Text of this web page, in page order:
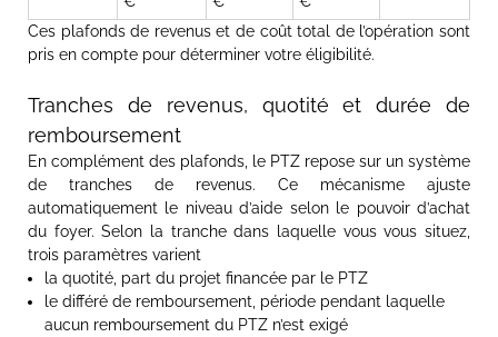
Ces plafonds de revenus et de coût total de l’opération sont
pris en compte pour déterminer votre éligibilité.
Tranches de revenus, quotité et durée de
remboursement
En complément des plafonds, le PTZ repose sur un système
de tranches de revenus. Ce mécanisme ajuste
automatiquement le niveau d’aide selon le pouvoir d’achat
du foyer. Selon la tranche dans laquelle vous vous situez,
trois paramètres varient
la quotité, part du projet financée par le PTZ
le différé de remboursement, période pendant laquelle
aucun remboursement du PTZ n’est exigé